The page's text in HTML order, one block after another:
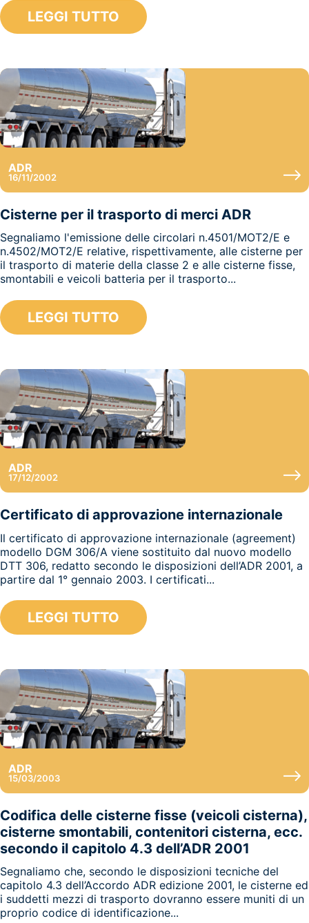
LEGGI TUTTO
ADR
16/11/2002
Cisterne per il trasporto di merci ADR
Segnaliamo l'emissione delle circolari n.4501/MOT2/E e
n.4502/MOT2/E relative, rispettivamente, alle cisterne per
il trasporto di materie della classe 2 e alle cisterne fisse,
smontabili e veicoli batteria per il trasporto...
LEGGI TUTTO
ADR
17/12/2002
Certificato di approvazione internazionale
Il certificato di approvazione internazionale (agreement)
modello DGM 306/A viene sostituito dal nuovo modello
DTT 306, redatto secondo le disposizioni dell’ADR 2001, a
partire dal 1° gennaio 2003. I certificati...
LEGGI TUTTO
ADR
15/03/2003
Codifica delle cisterne fisse (veicoli cisterna),
cisterne smontabili, contenitori cisterna, ecc.
secondo il capitolo 4.3 dell’ADR 2001
Segnaliamo che, secondo le disposizioni tecniche del
capitolo 4.3 dell’Accordo ADR edizione 2001, le cisterne ed
i suddetti mezzi di trasporto dovranno essere muniti di un
proprio codice di identificazione...